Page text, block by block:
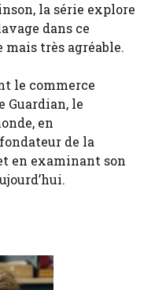
la série explore
dans ce
très agréable.
le commerce
Guardian, le
en
de la
en examinant son